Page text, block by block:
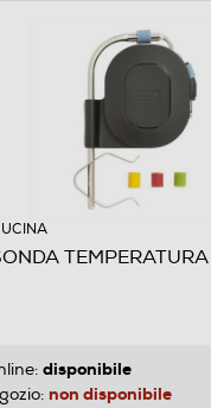
disponibile
non disponibile